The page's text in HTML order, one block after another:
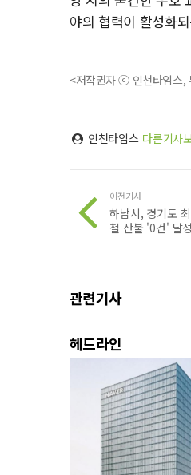
야의 협력이 활성화
<저작권자 ⓒ 인천타임스,
인천타임스 다른기사
이전기사
하남시, 경기도
철 산불 '0건' 달성
관련기사
헤드라인